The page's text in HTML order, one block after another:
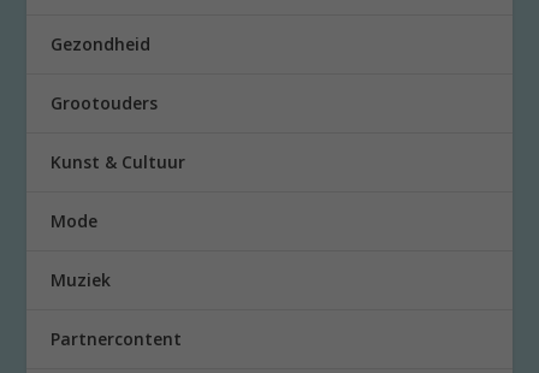
Gezondheid
Grootouders
Kunst & Cultuur
Mode
Muziek
Partnercontent